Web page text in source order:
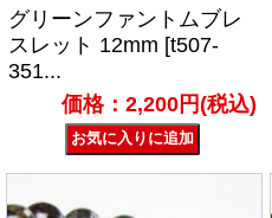
グリーンファントムブレ
スレット 12mm [t507-
351...
価格：2,200円(税込)